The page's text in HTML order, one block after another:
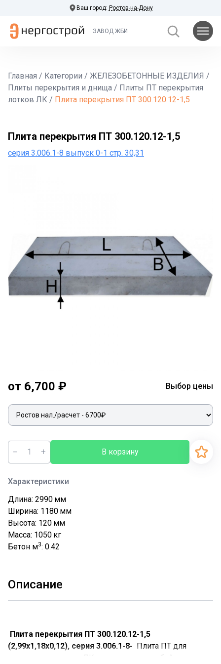
Ваш город: Ростов-на-Дону
ЗАВОД ЖБИ
Главная / Категории / ЖЕЛЕЗОБЕТОННЫЕ ИЗДЕЛИЯ /
Плиты перекрытия и днища / Плиты ПТ перекрытия
лотков ЛК / Плита перекрытия ПТ 300.120.12-1,5
Плита перекрытия ПТ 300.120.12-1,5
серия 3.006.1-8 выпуск 0-1 стр. 30,31
от 6,700 ₽ Выбор цены
− + В корзину
Характеристики
Длина: 2990 мм
Ширина: 1180 мм
Высота: 120 мм
Масса: 1050 кг
Бетон м3: 0.42
Описание
Плита перекрытия ПТ 300.120.12-1,5
(2,99х1,18х0,12), серия 3.006.1-8- Плита ПТ для
перекрытия лотков ЛК представляют собой